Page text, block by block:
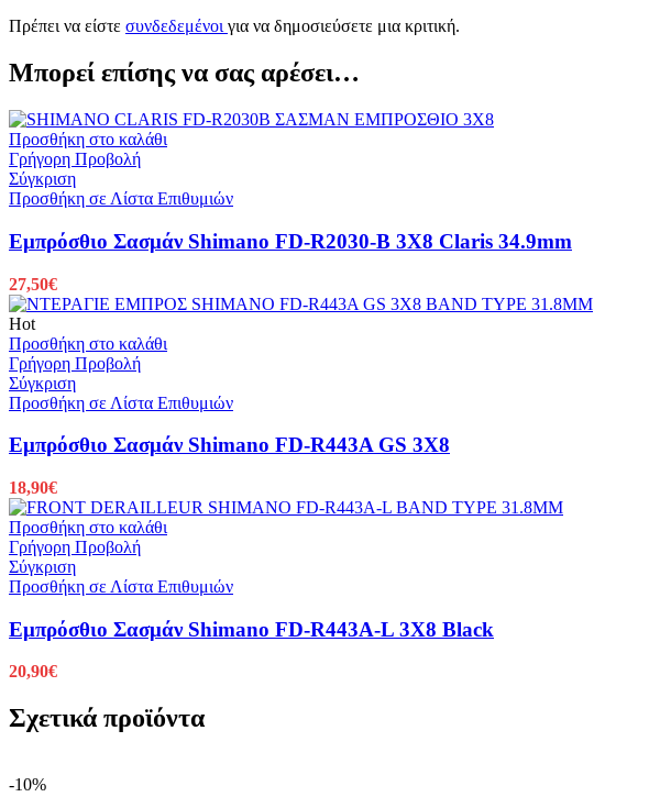
Πρέπει να είστε συνδεδεμένοι για να δημοσιεύσετε μια κριτική.
Μπορεί επίσης να σας αρέσει…
Προσθήκη στο καλάθι
Γρήγορη Προβολή
Σύγκριση
Προσθήκη σε Λίστα Επιθυμιών
Εμπρόσθιο Σασμάν Shimano FD-R2030-B 3X8 Claris 34.9mm
27,50€
Hot
Προσθήκη στο καλάθι
Γρήγορη Προβολή
Σύγκριση
Προσθήκη σε Λίστα Επιθυμιών
Εμπρόσθιο Σασμάν Shimano FD-R443A GS 3X8
18,90€
Προσθήκη στο καλάθι
Γρήγορη Προβολή
Σύγκριση
Προσθήκη σε Λίστα Επιθυμιών
Εμπρόσθιο Σασμάν Shimano FD-R443A-L 3X8 Black
20,90€
Σχετικά προϊόντα
-10%